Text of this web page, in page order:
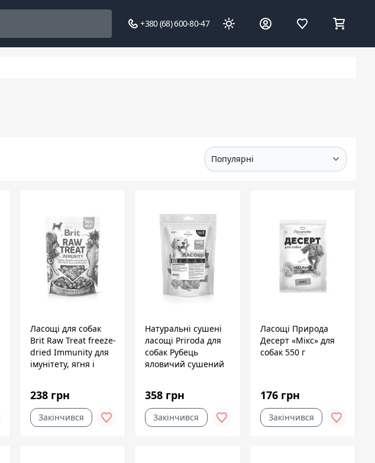
+380 (68) 600-80-47
Ласощі для собак
Brit Raw Treat freeze-
dried Immunity для
імунітету, ягня і
238 грн
Закінчився
Натуральні сушені
ласощі Priroda для
собак Рубець
яловичий сушений
358 грн
Закінчився
Ласощі Природа
Десерт «Мікс» для
собак 550 г
176 грн
Закінчився